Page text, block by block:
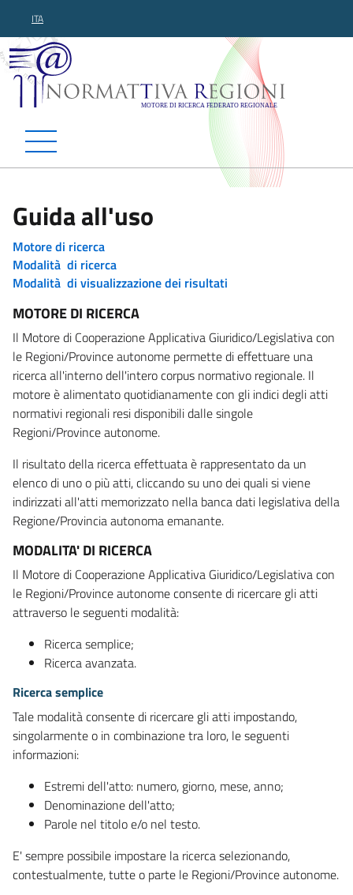
ITA
Normattiva Regioni -
Guida all'uso
Motore di ricerca
Modalità di ricerca
Modalità di visualizzazione dei risultati
MOTORE DI RICERCA
Il Motore di Cooperazione Applicativa Giuridico/Legislativa con
le Regioni/Province autonome permette di effettuare una
ricerca all'interno dell'intero corpus normativo regionale. Il
motore è alimentato quotidianamente con gli indici degli atti
normativi regionali resi disponibili dalle singole
Regioni/Province autonome.
Il risultato della ricerca effettuata è rappresentato da un
elenco di uno o più atti, cliccando su uno dei quali si viene
indirizzati all'atti memorizzato nella banca dati legislativa della
Regione/Provincia autonoma emanante.
MODALITA' DI RICERCA
Il Motore di Cooperazione Applicativa Giuridico/Legislativa con
le Regioni/Province autonome consente di ricercare gli atti
attraverso le seguenti modalità:
Ricerca semplice;
Ricerca avanzata.
Ricerca semplice
Tale modalità consente di ricercare gli atti impostando,
singolarmente o in combinazione tra loro, le seguenti
informazioni:
Estremi dell'atto: numero, giorno, mese, anno;
Denominazione dell'atto;
Parole nel titolo e/o nel testo.
E' sempre possibile impostare la ricerca selezionando,
contestualmente, tutte o parte le Regioni/Province autonome.